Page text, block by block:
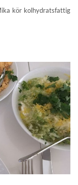
kör kolhydratsfattig